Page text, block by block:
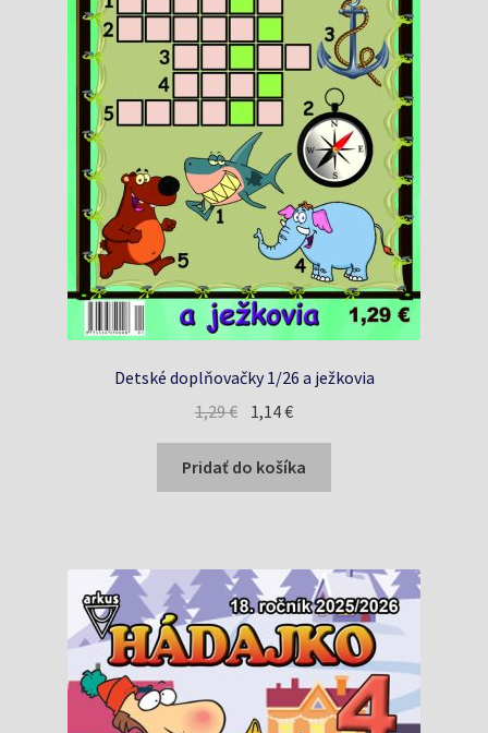
Detské doplňovačky 1/26 a ježkovia
1,29€ Pôvodná
cena
bola:
1,29 €.
1,14€Aktuálna
cena
je:
1,14 €.
Pridať do košíka